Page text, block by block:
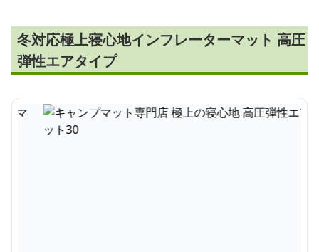
冬対応極上寝心地インフレーターマット 高圧
弾性エアタイプ